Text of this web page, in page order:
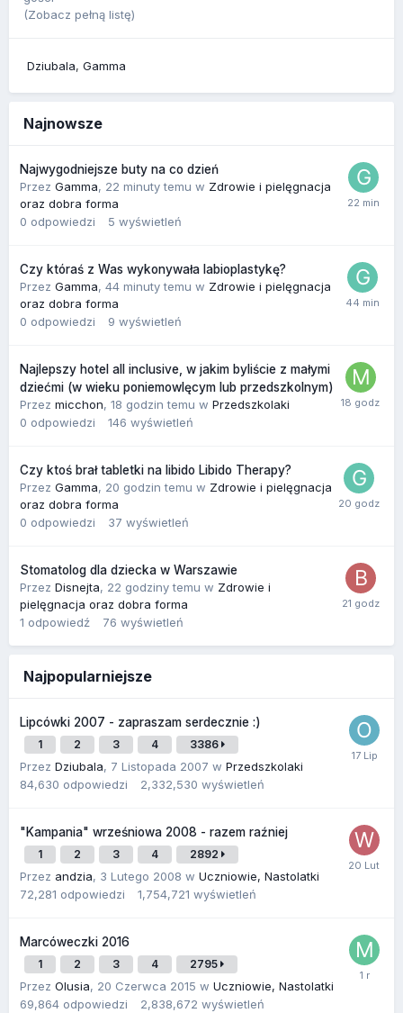
(Zobacz pełną listę)
Dziubala Gamma
Najnowsze
Najwygodniejsze buty na co dzień
Przez Gamma, 22 minuty temu w Zdrowie i pielęgnacja
oraz dobra forma
0 odpowiedzi 5 wyświetleń
Czy któraś z Was wykonywała labioplastykę?
Przez Gamma, 44 minuty temu w Zdrowie i pielęgnacja
oraz dobra forma
0 odpowiedzi 9 wyświetleń
Najlepszy hotel all inclusive, w jakim byliście z małymi
dziećmi (w wieku poniemowlęcym lub przedszkolnym)
Przez micchon, 18 godzin temu w Przedszkolaki
0 odpowiedzi 146 wyświetleń
Czy ktoś brał tabletki na libido Libido Therapy?
Przez Gamma, 20 godzin temu w Zdrowie i pielęgnacja
oraz dobra forma
0 odpowiedzi 37 wyświetleń
Stomatolog dla dziecka w Warszawie
Przez Disnejta, 22 godziny temu w Zdrowie i
pielęgnacja oraz dobra forma
1 odpowiedź 76 wyświetleń
Najpopularniejsze
Lipcówki 2007 - zapraszam serdecznie :)
1 2 3 4 3386
Przez Dziubala, 7 Listopada 2007 w Przedszkolaki
84,630 odpowiedzi 2,332,530 wyświetleń
"Kampania" wrześniowa 2008 - razem raźniej
1 2 3 4 2892
Przez andzia, 3 Lutego 2008 w Uczniowie, Nastolatki
72,281 odpowiedzi 1,754,721 wyświetleń
Marcóweczki 2016
1 2 3 4 2795
Przez Olusia, 20 Czerwca 2015 w Uczniowie, Nastolatki
69,864 odpowiedzi 2,838,672 wyświetleń